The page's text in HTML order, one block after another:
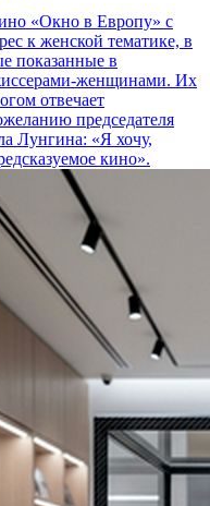
«Окно в Европу» с
к женской тематике, в
показанные в
женщинами. Их
отвечает
председателя
Лунгина: «Я хочу,
кино».